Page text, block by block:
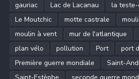
gauriac
Lac de Lacanau la
Le Moutchic
motte castrale
moulin à vent
mur de l'atlantique
plan vélo
pollution Port
port
Première guerre mondiale
Saint-